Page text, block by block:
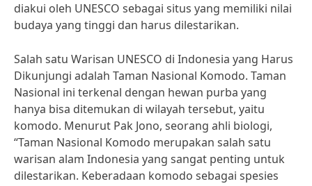
diakui oleh UNESCO sebagai situs yang memiliki nilai
budaya yang tinggi dan harus dilestarikan.
Salah satu Warisan UNESCO di Indonesia yang Harus
Dikunjungi adalah Taman Nasional Komodo. Taman
Nasional ini terkenal dengan hewan purba yang
hanya bisa ditemukan di wilayah tersebut, yaitu
komodo. Menurut Pak Jono, seorang ahli biologi,
“Taman Nasional Komodo merupakan salah satu
warisan alam Indonesia yang sangat penting untuk
dilestarikan. Keberadaan komodo sebagai spesies